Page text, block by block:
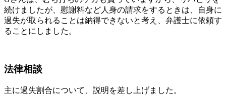
続けましたが、慰謝料など人身の請求をするときは、自身に
過失が取られることは納得できないと考え、弁護士に依頼す
ることにしました。
法律相談
主に過失割合について、説明を差し上げました。